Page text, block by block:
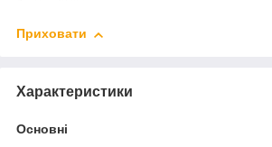
Приховати
Характеристики
Основні